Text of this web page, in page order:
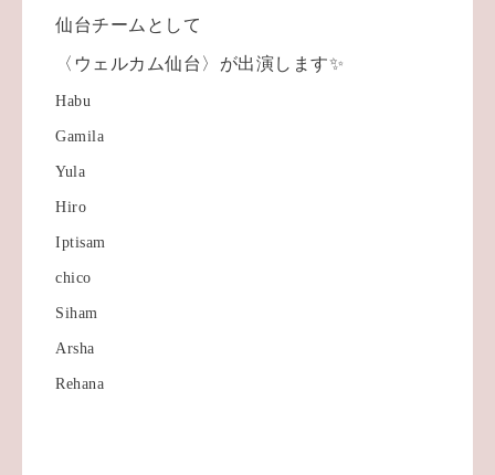
仙台チームとして
〈ウェルカム仙台〉が出演します✨
Habu
Gamila
Yula
Hiro
Iptisam
chico
Siham
Arsha
Rehana